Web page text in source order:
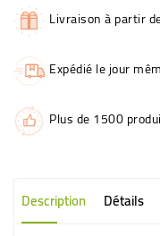
Livraison à partir
Expédié le jour
Plus de 1500
Description Détails